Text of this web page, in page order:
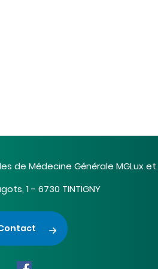
de Médecine Générale MGLux et
1 - 6730 TINTIGNY